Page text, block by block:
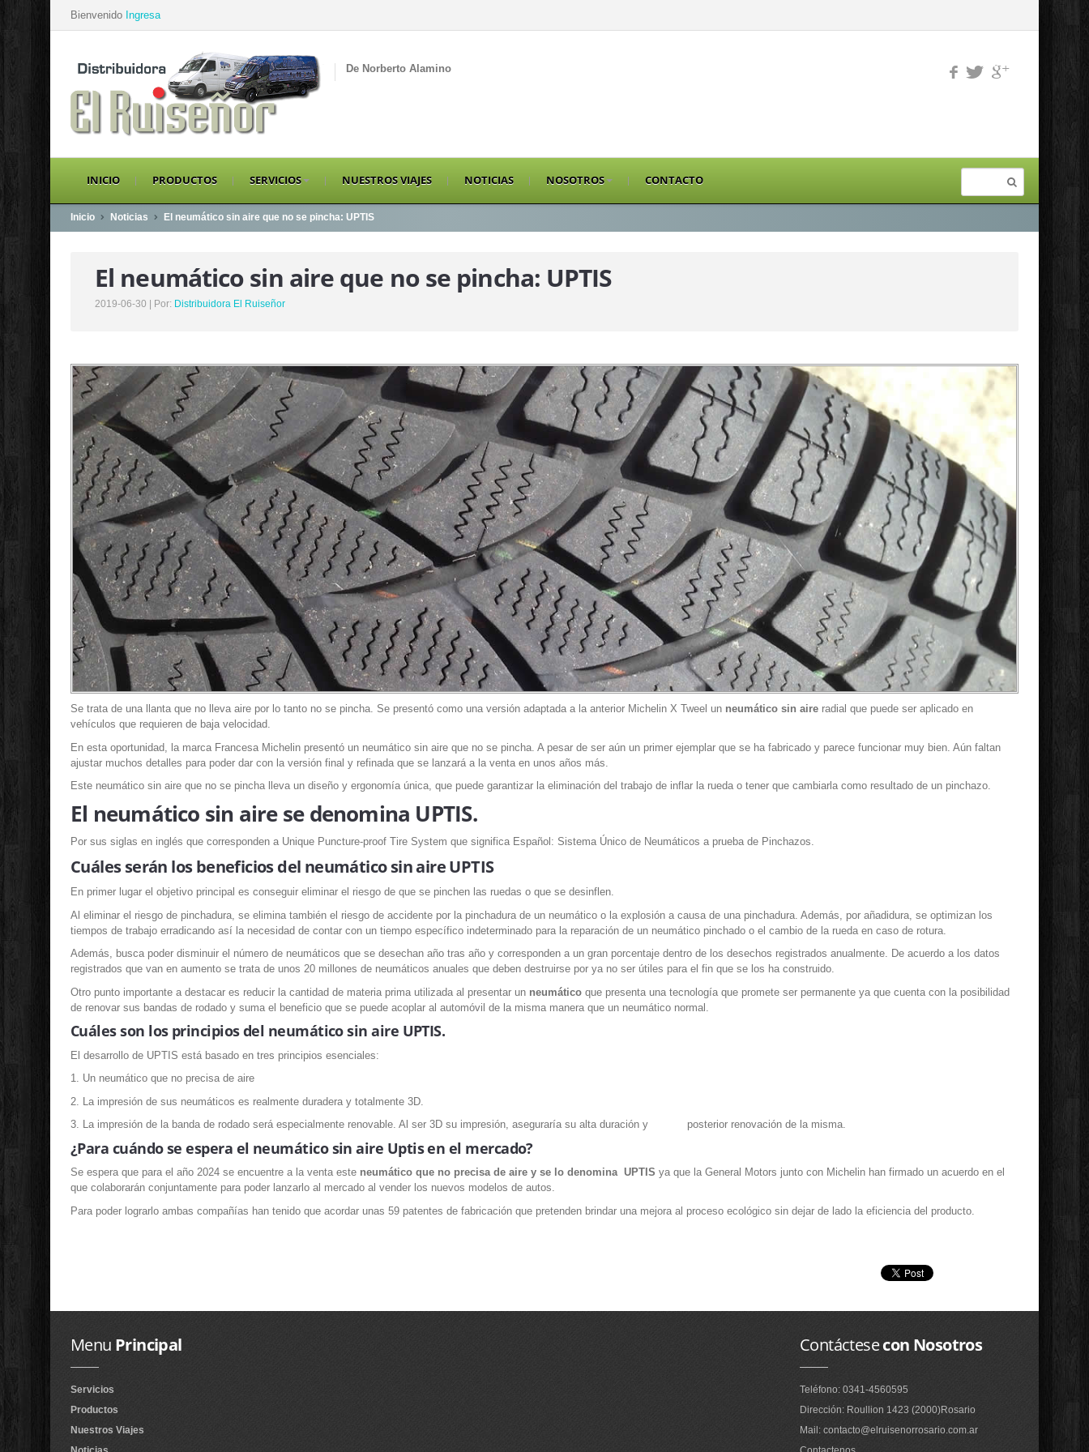
Bienvenido Ingresa
De Norberto Alamino
INICIO PRODUCTOS SERVICIOS NUESTROS VIAJES NOTICIAS NOSOTROS CONTACTO
Inicio Noticias El neumático sin aire que no se pincha: UPTIS
El neumático sin aire que no se pincha: UPTIS
2019-06-30 | Por: Distribuidora El Ruiseñor
Se trata de una llanta que no lleva aire por lo tanto no se pincha. Se presentó como una versión adaptada a la anterior Michelin X Tweel un neumático sin aire radial que puede ser aplicado en
vehículos que requieren de baja velocidad.
En esta oportunidad, la marca Francesa Michelin presentó un neumático sin aire que no se pincha. A pesar de ser aún un primer ejemplar que se ha fabricado y parece funcionar muy bien. Aún faltan
ajustar muchos detalles para poder dar con la versión final y refinada que se lanzará a la venta en unos años más.
Este neumático sin aire que no se pincha lleva un diseño y ergonomía única, que puede garantizar la eliminación del trabajo de inflar la rueda o tener que cambiarla como resultado de un pinchazo.
El neumático sin aire se denomina UPTIS.
Por sus siglas en inglés que corresponden a Unique Puncture-proof Tire System que significa Español: Sistema Único de Neumáticos a prueba de Pinchazos.
Cuáles serán los beneficios del neumático sin aire UPTIS
En primer lugar el objetivo principal es conseguir eliminar el riesgo de que se pinchen las ruedas o que se desinflen.
Al eliminar el riesgo de pinchadura, se elimina también el riesgo de accidente por la pinchadura de un neumático o la explosión a causa de una pinchadura. Además, por añadidura, se optimizan los
tiempos de trabajo erradicando así la necesidad de contar con un tiempo específico indeterminado para la reparación de un neumático pinchado o el cambio de la rueda en caso de rotura.
Además, busca poder disminuir el número de neumáticos que se desechan año tras año y corresponden a un gran porcentaje dentro de los desechos registrados anualmente. De acuerdo a los datos
registrados que van en aumento se trata de unos 20 millones de neumáticos anuales que deben destruirse por ya no ser útiles para el fin que se los ha construido.
Otro punto importante a destacar es reducir la cantidad de materia prima utilizada al presentar un neumático que presenta una tecnología que promete ser permanente ya que cuenta con la posibilidad
de renovar sus bandas de rodado y suma el beneficio que se puede acoplar al automóvil de la misma manera que un neumático normal.
Cuáles son los principios del neumático sin aire UPTIS.
El desarrollo de UPTIS está basado en tres principios esenciales:
1. Un neumático que no precisa de aire
2. La impresión de sus neumáticos es realmente duradera y totalmente 3D.
3. La impresión de la banda de rodado será especialmente renovable. Al ser 3D su impresión, aseguraría su alta duración y posterior renovación de la misma.
¿Para cuándo se espera el neumático sin aire Uptis en el mercado?
Se espera que para el año 2024 se encuentre a la venta este neumático que no precisa de aire y se lo denomina UPTIS ya que la General Motors junto con Michelin han firmado un acuerdo en el
que colaborarán conjuntamente para poder lanzarlo al mercado al vender los nuevos modelos de autos.
Para poder lograrlo ambas compañías han tenido que acordar unas 59 patentes de fabricación que pretenden brindar una mejora al proceso ecológico sin dejar de lado la eficiencia del producto.
Menu Principal
Servicios
Productos
Nuestros Viajes
Contáctesecon Nosotros
Teléfono: 0341-4560595
Dirección: Roullion 1423 (2000)Rosario
Mail: contacto@elruisenorrosario.com.ar